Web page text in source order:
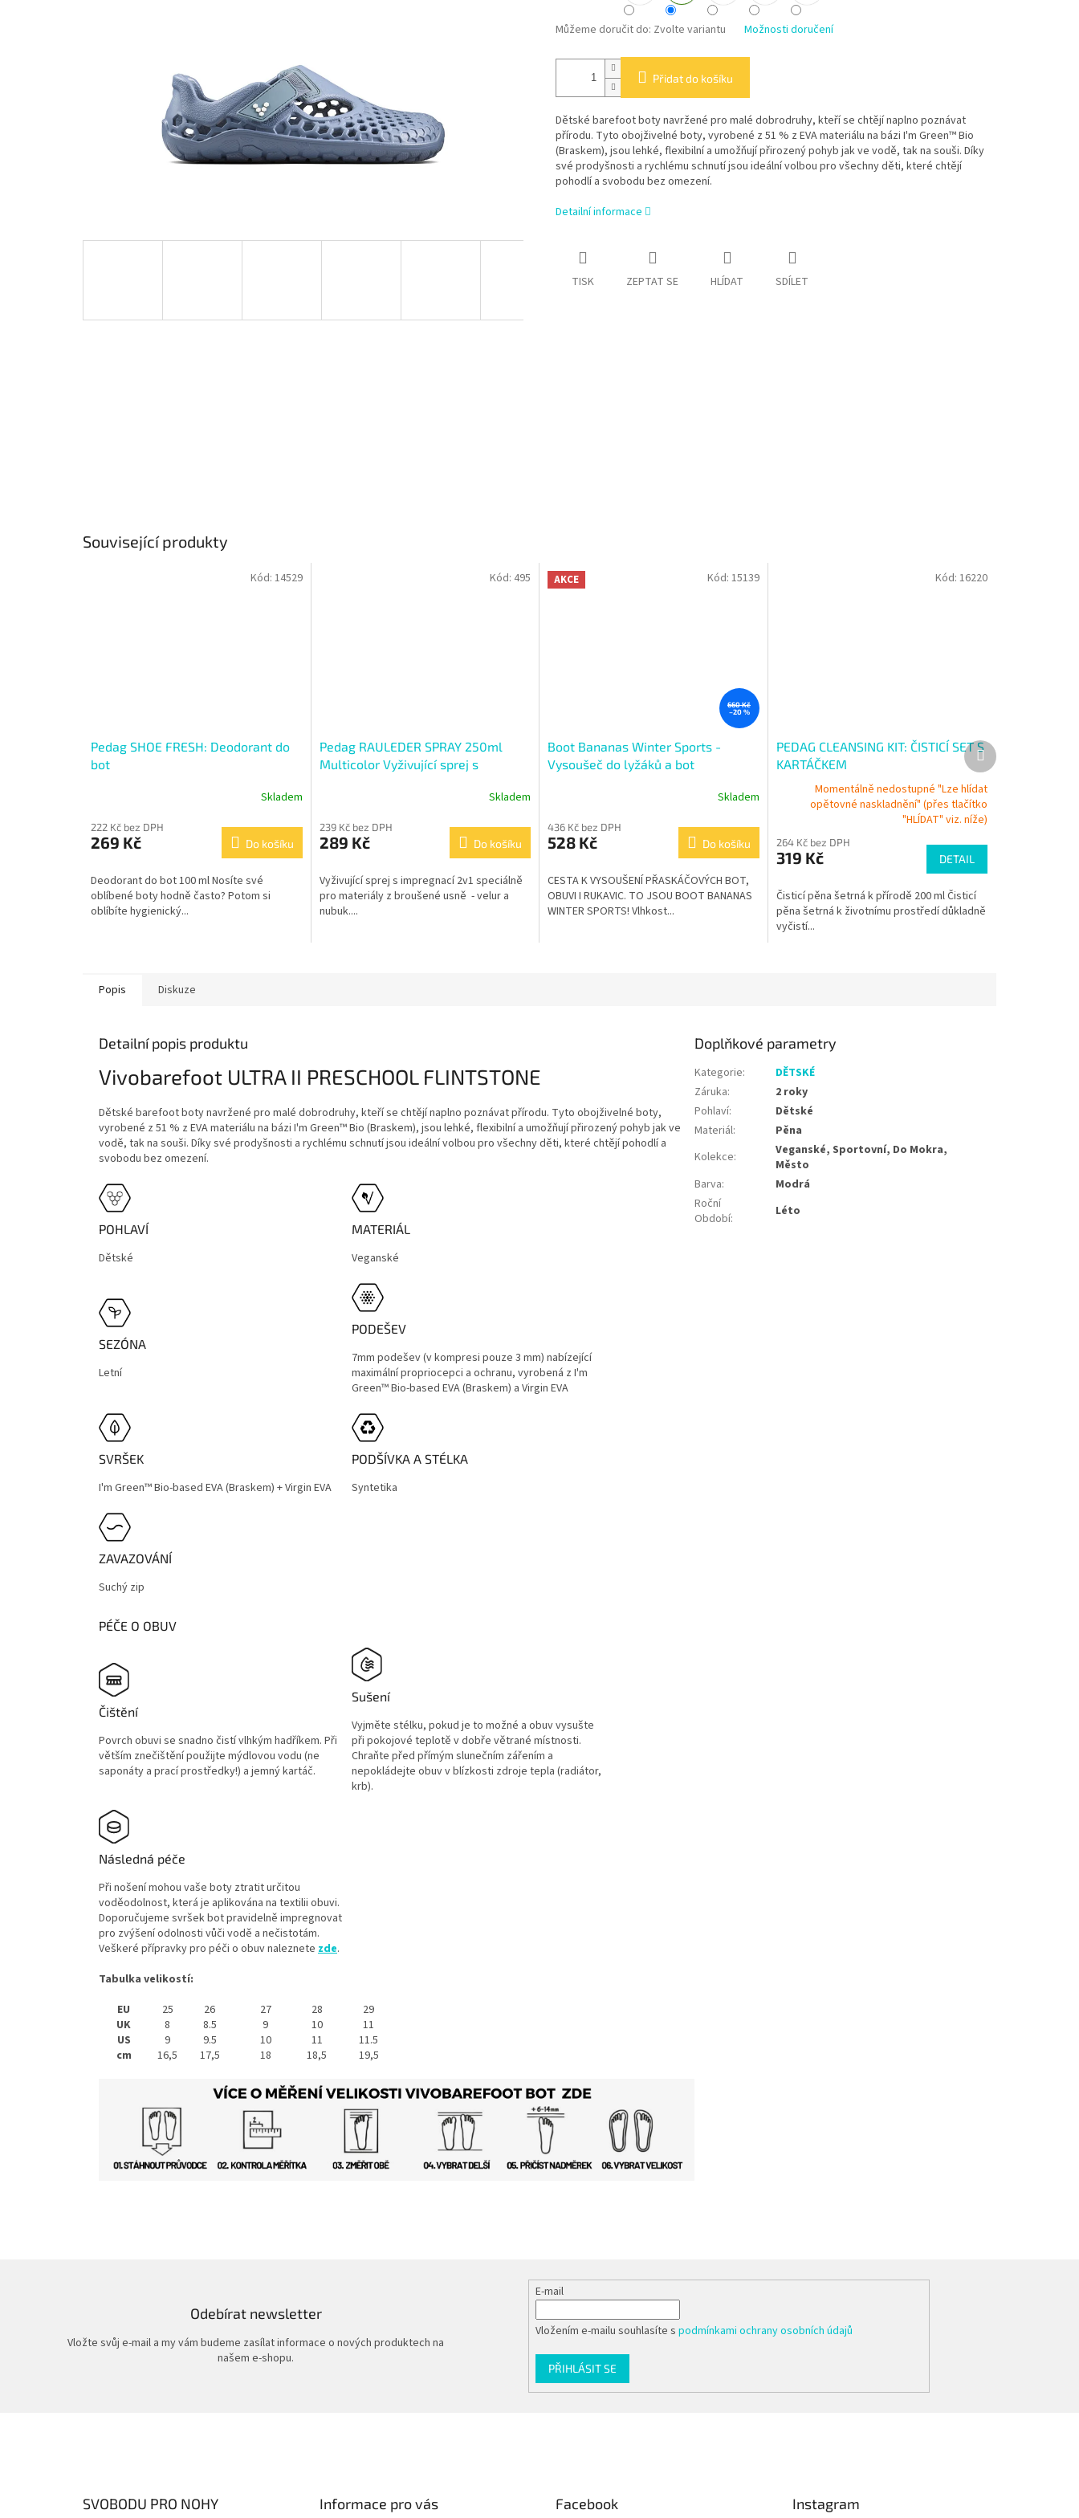
Můžeme doručit do: Zvolte variantu Možnosti doručení
Přidat do košíku
Dětské barefoot boty navržené pro malé dobrodruhy, kteří se chtějí naplno poznávat
přírodu. Tyto obojživelné boty, vyrobené z 51 % z EVA materiálu na bázi I'm Green™ Bio
(Braskem), jsou lehké, flexibilní a umožňují přirozený pohyb jak ve vodě, tak na souši. Díky
své prodyšnosti a rychlému schnutí jsou ideální volbou pro všechny děti, které chtějí
pohodlí a svobodu bez omezení.
Detailní informace
TISK ZEPTAT SE HLÍDAT SDÍLET
Související produkty
Pedag SHOE FRESH: Deodorant do
bot
Skladem
222 Kč bez DPH
269 Kč Do košíku
Deodorant do bot 100 ml Nosíte své
oblíbené boty hodně často? Potom si
oblíbíte hygienický...
Kód: 14529
Pedag RAULEDER SPRAY 250ml
Multicolor Vyživující sprej s
Skladem
239 Kč bez DPH
289 Kč Do košíku
Vyživující sprej s impregnací 2v1 speciálně
pro materiály z broušené usně - velur a
nubuk....
Kód: 495 AKCE
660 Kč
–20 %
Boot Bananas Winter Sports -
Vysoušeč do lyžáků a bot
Skladem
436 Kč bez DPH
528 Kč Do košíku
CESTA K VYSOUŠENÍ PŘASKÁČOVÝCH BOT,
OBUVI I RUKAVIC. TO JSOU BOOT BANANAS
WINTER SPORTS! Vlhkost...
Kód: 15139
PEDAG CLEANSING KIT: ČISTICÍ SET S
KARTÁČKEM
Momentálně nedostupné "Lze hlídat
opětovné naskladnění" (přes tlačítko
"HLÍDAT" viz. níže)
264 Kč bez DPH
319 Kč DETAIL
Čisticí pěna šetrná k přírodě 200 ml Čisticí
pěna šetrná k životnímu prostředí důkladně
vyčistí...
Kód: 16220
Další
produkt
Popis Diskuze
Detailní popis produktu
Vivobarefoot ULTRA II PRESCHOOL FLINTSTONE
Dětské barefoot boty navržené pro malé dobrodruhy, kteří se chtějí naplno poznávat přírodu. Tyto obojživelné boty,
vyrobené z 51 % z EVA materiálu na bázi I'm Green™ Bio (Braskem), jsou lehké, flexibilní a umožňují přirozený pohyb jak ve
vodě, tak na souši. Díky své prodyšnosti a rychlému schnutí jsou ideální volbou pro všechny děti, které chtějí pohodlí a
svobodu bez omezení.
POHLAVÍ
Dětské
MATERIÁL
Veganské
SEZÓNA
Letní
PODEŠEV
7mm podešev (v kompresi pouze 3 mm) nabízející
maximální propriocepci a ochranu, vyrobená z I'm
Green™ Bio-based EVA (Braskem) a Virgin EVA
SVRŠEK
I'm Green™ Bio-based EVA (Braskem) + Virgin EVA
PODŠÍVKA A STÉLKA
Syntetika
ZAVAZOVÁNÍ
Suchý zip
PÉČE O OBUV
Čištění
Povrch obuvi se snadno čistí vlhkým hadříkem. Při
větším znečištění použijte mýdlovou vodu (ne
saponáty a prací prostředky!) a jemný kartáč.
Sušení
Vyjměte stélku, pokud je to možné a obuv vysušte
při pokojové teplotě v dobře větrané místnosti.
Chraňte před přímým slunečním zářením a
nepokládejte obuv v blízkosti zdroje tepla (radiátor,
krb).
Následná péče
Při nošení mohou vaše boty ztratit určitou
voděodolnost, která je aplikována na textilii obuvi.
Doporučujeme svršek bot pravidelně impregnovat
pro zvýšení odolnosti vůči vodě a nečistotám.
Veškeré přípravky pro péči o obuv naleznete zde.
Tabulka velikostí:
EU
25 26 27 28
29
UK
8 8.5 9 10
11
US
9 9.5 10 11
11.5
cm
16,5 17,5 18 18,5 19,5
Doplňkové parametry
Kategorie:
DĚTSKÉ
Záruka:
2 roky
Pohlaví:
Dětské
Materiál:
Pěna
Kolekce:
Veganské, Sportovní, Do Mokra,
Město
Barva:
Modrá
Roční
Období: Léto
Odebírat newsletter
Vložte svůj e-mail a my vám budeme zasílat informace o nových produktech na
našem e-shopu.
E-mail
Vložením e-mailu souhlasíte spodmínkami ochrany osobních údajů
PŘIHLÁSIT SE
SVOBODU PRO NOHY Informace pro vás Facebook Instagram